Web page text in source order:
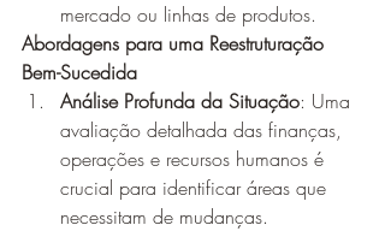
mercado ou linhas de produtos.
Abordagens para uma Reestruturação
Bem-Sucedida
Análise Profunda da Situação: Uma
avaliação detalhada das finanças,
operações e recursos humanos é
crucial para identificar áreas que
necessitam de mudanças.